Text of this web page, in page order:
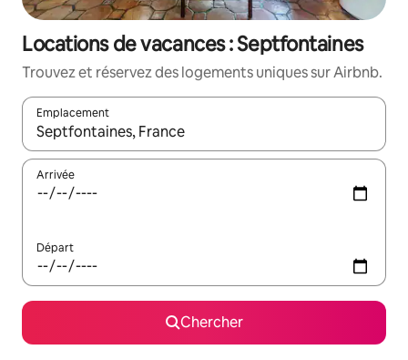
Locations de vacances : Septfontaines
Trouvez et réservez des logements uniques sur Airbnb.
Emplacement
Quand les résultats sont affichés, parcourez-les en utilisant
Arrivée
Départ
Chercher